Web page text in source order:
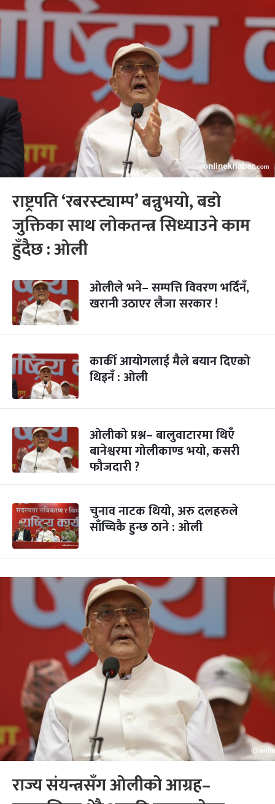
राष्ट्रपति ‘रबरस्ट्याम्प’ बन्नुभयो, बडो
जुक्तिका साथ लोकतन्त्र सिध्याउने काम
हुँदैछ : ओली
ओलीले भने– सम्पत्ति विवरण भर्दिनँ,
खरानी उठाएर लैजा सरकार !
कार्की आयोगलाई मैले बयान दिएको
थिइनँ : ओली
ओलीको प्रश्न– बालुवाटारमा थिएँ
बानेश्वरमा गोलीकाण्ड भयो, कसरी
फौजदारी ?
चुनाव नाटक थियो, अरु दलहरुले
साँच्चिकै हुन्छ ठाने : ओली
राज्य संयन्त्रसँग ओलीको आग्रह–